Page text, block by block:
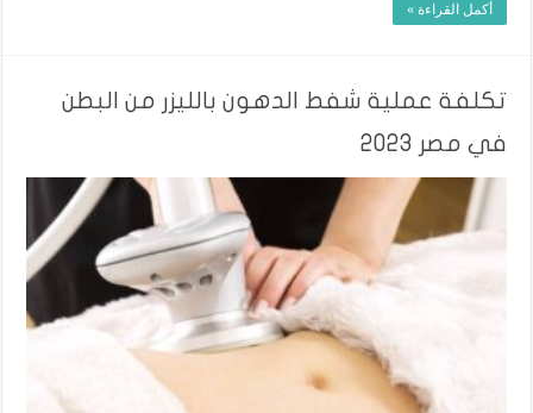
أكمل القراءة »
تكلفة عملية شفط الدهون بالليزر من البطن
في مصر 2023